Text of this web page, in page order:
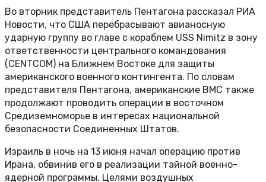
Во вторник представитель Пентагона рассказал РИА
Новости, что США перебрасывают авианосную
ударную группу во главе с кораблем USS Nimitz в зону
ответственности центрального командования
(CENTCOM) на Ближнем Востоке для защиты
американского военного контингента. По словам
представителя Пентагона, американские ВМС также
продолжают проводить операции в восточном
Средиземноморье в интересах национальной
безопасности Соединенных Штатов.
Израиль в ночь на 13 июня начал операцию против
Ирана, обвинив его в реализации тайной военно-
ядерной программы. Целями воздушных